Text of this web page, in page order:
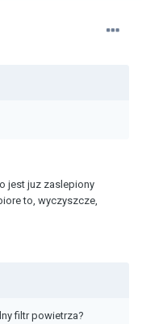
jest juz zaslepiony
to, wyczyszcze,
filtr powietrza?